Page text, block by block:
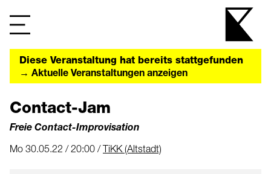
Diese Veranstaltung hat bereits stattgefunden
→ Aktuelle Veranstaltungen anzeigen
Contact-Jam
Freie Contact-Improvisation
Mo 30.05.22 / 20:00 /TiKK (Altstadt)